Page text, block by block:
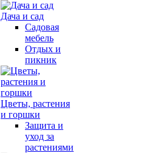
Дача и сад
Садовая
мебель
Отдых и
пикник
Цветы, растения
и горшки
Защита и
уход за
растениями